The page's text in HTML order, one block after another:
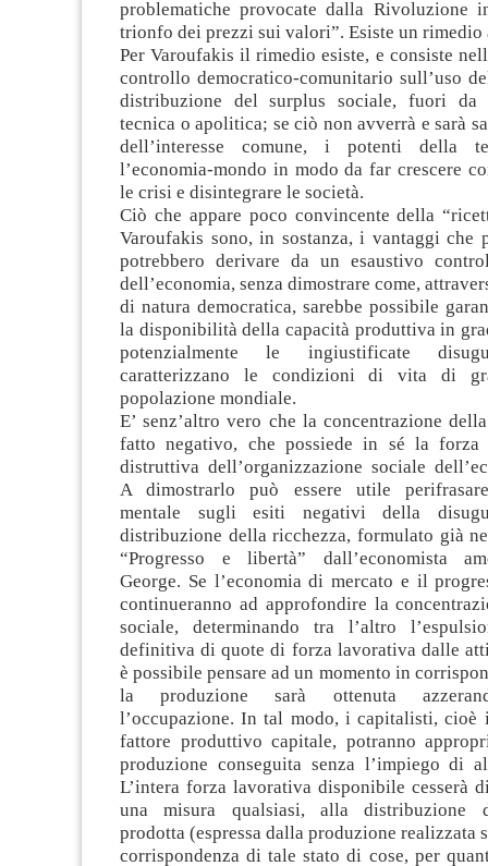
problematiche provocate dalla Rivoluzione
trionfo dei prezzi sui valori”. Esiste un rimedio
Per Varoufakis il rimedio esiste, e consiste
controllo democratico-comunitario sull’uso
distribuzione del surplus sociale, fuori da
tecnica o apolitica; se ciò non avverrà e sarà
dell’interesse comune, i potenti della
l’economia-mondo in modo da far crescere
le crisi e disintegrare le società.
Ciò che appare poco convincente della
Varoufakis sono, in sostanza, i vantaggi che
potrebbero derivare da un esaustivo
dell’economia, senza dimostrare come,
di natura democratica, sarebbe possibile
la disponibilità della capacità produttiva in
potenzialmente le ingiustificate
caratterizzano le condizioni di vita di
popolazione mondiale.
E’ senz’altro vero che la concentrazione
fatto negativo, che possiede in sé la forza
distruttiva dell’organizzazione sociale
A dimostrarlo può essere utile perifrasare
mentale sugli esiti negativi della
distribuzione della ricchezza, formulato già
“Progresso e libertà” dall’economista
George. Se l’economia di mercato e il
continueranno ad approfondire la
sociale, determinando tra l’altro
definitiva di quote di forza lavorativa dalle
è possibile pensare ad un momento in
la produzione sarà ottenuta
l’occupazione. In tal modo, i capitalisti,
fattore produttivo capitale, potranno
produzione conseguita senza l’impiego di
L’intera forza lavorativa disponibile cesserà
una misura qualsiasi, alla distribuzione
prodotta (espressa dalla produzione realizzata
corrispondenza di tale stato di cose, per